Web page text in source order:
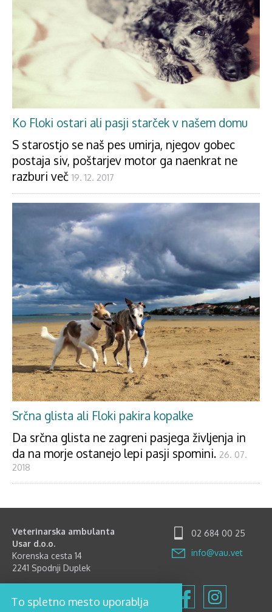
Ko Floki ostari ali pasji starček v našem domu
S starostjo se naš pes umirja, njegov gobec
postaja siv, poštarjev motor ga naenkrat ne
razburi več 19. 12. 2017
Srčna glista ali Floki pakira kopalke
Da srčna glista ne zagreni pasjega življenja in
da na morje ostanejo lepi pasji spomini. 26. 07.
2018
Veterinarska ambulanta
Usar d.o.o.
Korenska cesta 14
2241 Spodnji Duplek
Ponedeljek-Petek: 8.00-12.00
02 684 00 25
info@vau.vet
To spletno mesto uporablja